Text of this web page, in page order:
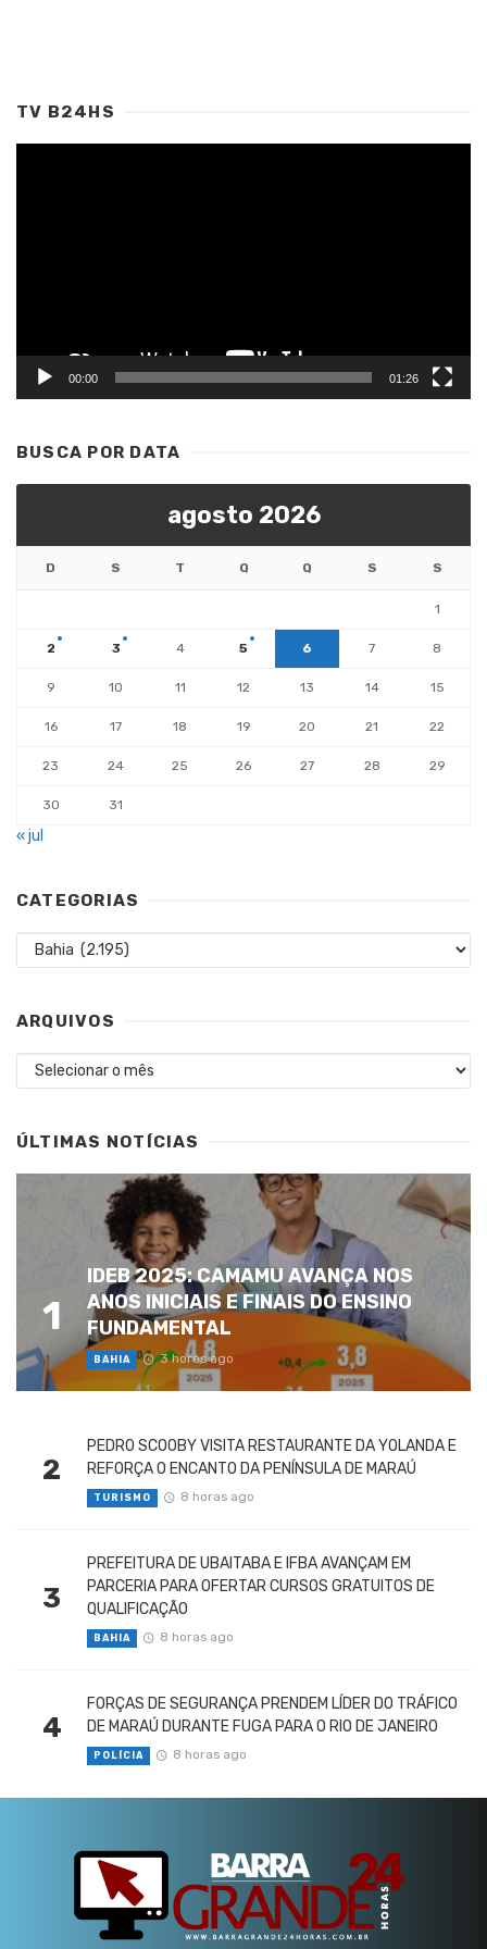
TV B24HS
00:00 01:26
BUSCA POR DATA
agosto 2026
D S T Q Q S S
1
2 3 4 5 6 7 8
9 10 11 12 13 14 15
16 17 18 19 20 21 22
23 24 25 26 27 28 29
30 31
« jul
CATEGORIAS
Categorias
ARQUIVOS
Arquivos
ÚLTIMAS NOTÍCIAS
1
IDEB 2025: CAMAMU AVANÇA NOS
ANOS INICIAIS E FINAIS DO ENSINO
FUNDAMENTAL
BAHIA 3 horas ago
2
PEDRO SCOOBY VISITA RESTAURANTE DA YOLANDA E
REFORÇA O ENCANTO DA PENÍNSULA DE MARAÚ
TURISMO 8 horas ago
3
PREFEITURA DE UBAITABA E IFBA AVANÇAM EM
PARCERIA PARA OFERTAR CURSOS GRATUITOS DE
QUALIFICAÇÃO
BAHIA 8 horas ago
4
FORÇAS DE SEGURANÇA PRENDEM LÍDER DO TRÁFICO
DE MARAÚ DURANTE FUGA PARA O RIO DE JANEIRO
POLÍCIA 8 horas ago